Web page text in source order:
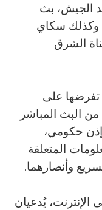
الجيش، بث
وكذلك سكاي
قناة الشرق
على
من البث المباشر
حكومي،
المتعلقة
وأنصارهما.
الإنترنت، يُدعيان